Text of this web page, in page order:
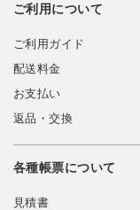
ご利用について
ご利用ガイド
配送料金
お支払い
返品・交換
各種帳票について
見積書